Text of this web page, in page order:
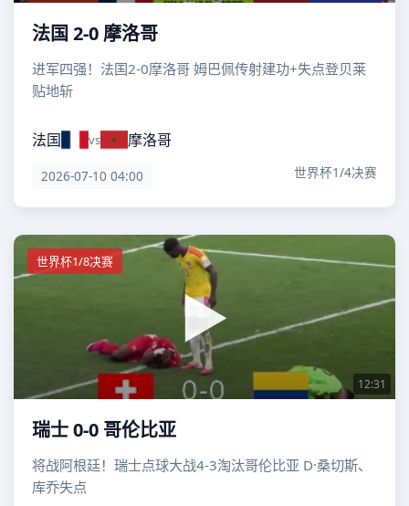
法国 2-0 摩洛哥
进军四强！法国2-0摩洛哥 姆巴佩传射建功+失点登贝莱
贴地斩
法国 vs 摩洛哥
2026-07-10 04:00 世界杯1/4决赛
世界杯1/8决赛
12:31
瑞士 0-0 哥伦比亚
将战阿根廷！瑞士点球大战4-3淘汰哥伦比亚 D·桑切斯、
库乔失点